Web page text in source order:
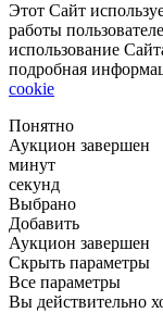
Этот Сайт
работы
использование
подробная
cookie
Понятно
Аукцион завершен
минут
секунд
Выбрано
Добавить
Аукцион завершен
Скрыть параметры
Все параметры
Вы действительно